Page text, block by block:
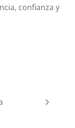
confianza y